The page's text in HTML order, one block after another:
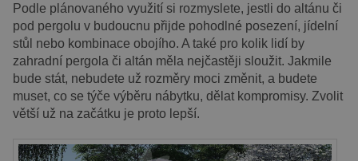
Podle plánovaného využití si rozmyslete, jestli do altánu či
pod pergolu v budoucnu přijde pohodlné posezení, jídelní
stůl nebo kombinace obojího. A také pro kolik lidí by
zahradní pergola či altán měla nejčastěji sloužit. Jakmile
bude stát, nebudete už rozměry moci změnit, a budete
muset, co se týče výběru nábytku, dělat kompromisy. Zvolit
větší už na začátku je proto lepší.